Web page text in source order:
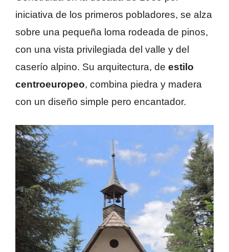
iniciativa de los primeros pobladores, se alza
sobre una pequeña loma rodeada de pinos,
con una vista privilegiada del valle y del
caserío alpino. Su arquitectura, de estilo
centroeuropeo, combina piedra y madera
con un diseño simple pero encantador.